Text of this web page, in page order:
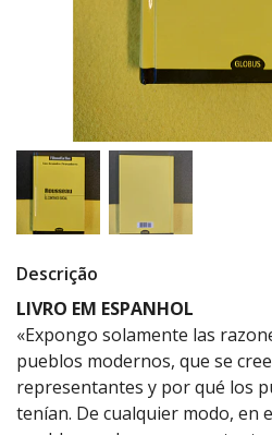
Descrição
LIVRO EM ESPANHOL
«Expongo solamente las
pueblos modernos, que se
representantes y por qué los
tenían. De cualquier modo, en